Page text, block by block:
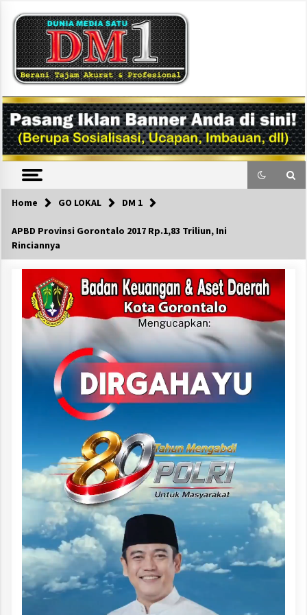
content
DM1
Home GO LOKAL DM 1
APBD Provinsi Gorontalo 2017 Rp.1,83 Triliun, Ini
Rinciannya